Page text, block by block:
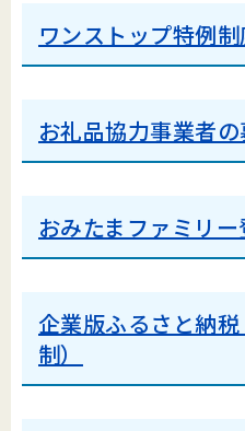
ワンストップ特例制
お礼品協力事業者
おみたまファミリ
企業版ふるさと納
制）